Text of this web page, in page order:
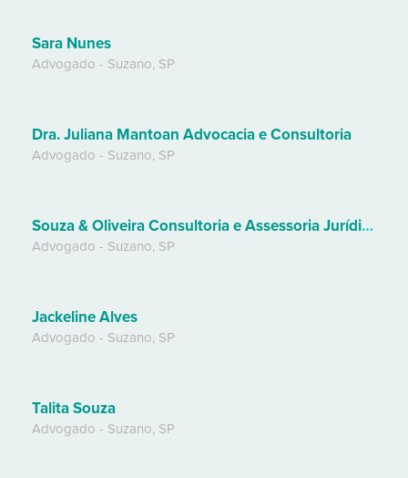
Sara Nunes
Advogado - Suzano, SP
Dra. Juliana Mantoan Advocacia e Consultoria
Advogado - Suzano, SP
Souza & Oliveira Consultoria e Assessoria Jurídica
Advogado - Suzano, SP
Jackeline Alves
Advogado - Suzano, SP
Talita Souza
Advogado - Suzano, SP